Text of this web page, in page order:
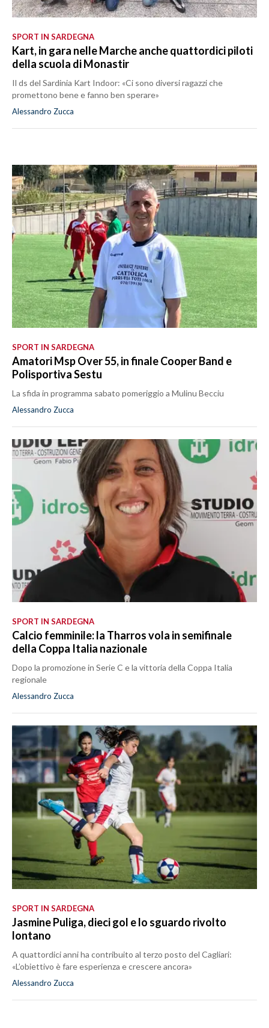
SPORT IN SARDEGNA
Kart, in gara nelle Marche anche quattordici piloti
della scuola di Monastir
Il ds del Sardinia Kart Indoor: «Ci sono diversi ragazzi che
promettono bene e fanno ben sperare»
Alessandro Zucca
SPORT IN SARDEGNA
Amatori Msp Over 55, in finale Cooper Band e
Polisportiva Sestu
La sfida in programma sabato pomeriggio a Mulinu Becciu
Alessandro Zucca
SPORT IN SARDEGNA
Calcio femminile: la Tharros vola in semifinale
della Coppa Italia nazionale
Dopo la promozione in Serie C e la vittoria della Coppa Italia
regionale
Alessandro Zucca
SPORT IN SARDEGNA
Jasmine Puliga, dieci gol e lo sguardo rivolto
lontano
A quattordici anni ha contribuito al terzo posto del Cagliari:
«L’obiettivo è fare esperienza e crescere ancora»
Alessandro Zucca